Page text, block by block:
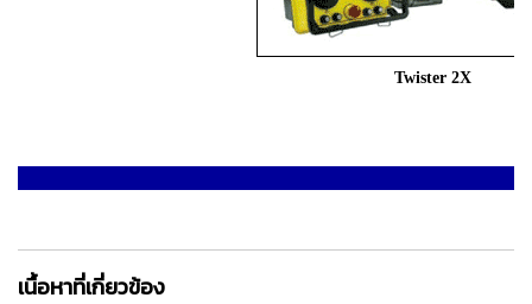
Twister 2X
เนื้อหาที่เกี่ยวข้อง